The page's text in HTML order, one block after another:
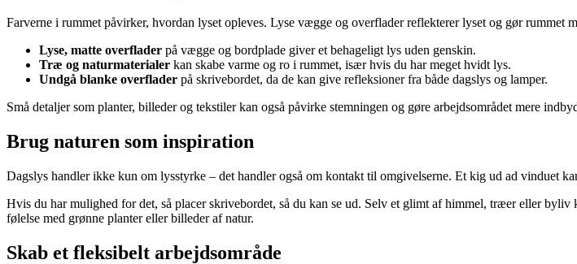
Farverne i rummet påvirker, hvordan lyset opleves. Lyse vægge og overflader reflekterer lyset og gør rummet
Lyse, matte overflader på vægge og bordplade giver et behageligt lys uden genskin.
Træ og naturmaterialer kan skabe varme og ro i rummet, især hvis du har meget hvidt lys.
Undgå blanke overflader på skrivebordet, da de kan give refleksioner fra både dagslys og lamper.
Små detaljer som planter, billeder og tekstiler kan også påvirke stemningen og gøre arbejdsområdet mere
Brug naturen som inspiration
Dagslys handler ikke kun om lysstyrke – det handler også om kontakt til omgivelserne. Et kig ud ad vinduet
Hvis du har mulighed for det, så placer skrivebordet, så du kan se ud. Selv et glimt af himmel, træer eller
følelse med grønne planter eller billeder af natur.
Skab et fleksibelt arbejdsområde